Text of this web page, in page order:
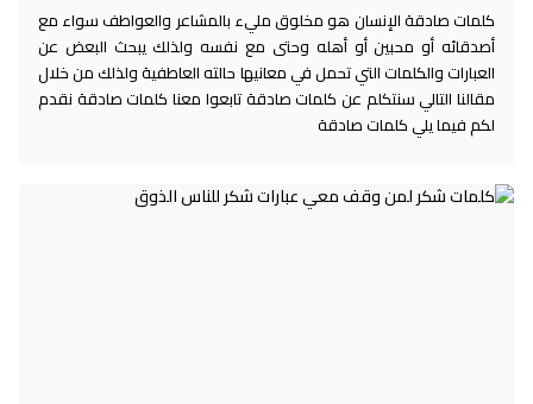
كلمات صادقة الإنسان هو مخلوق مليء بالمشاعر والعواطف سواء مع
أصدقائه أو محبين أو أهله وحتى مع نفسه ولذلك يبحث البعض عن
العبارات والكلمات التي تحمل في معانيها حالته العاطفية ولذلك من خلال
مقالنا التالي سنتكلم عن كلمات صادقة تابعوا معنا كلمات صادقة نقدم
لكم فيما يلي كلمات صادقة